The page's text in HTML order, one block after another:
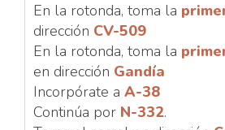
En la rotonda, toma la
dirección CV-509
En la rotonda, toma la
en dirección Gandía
Incorpórate a A-38
Continúa por N-332.